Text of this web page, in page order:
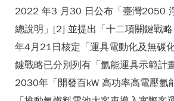
2022 年3 月30 日公布「臺灣2050
總說明」[2] 並提出「十二項關鍵戰
年4月21日核定「運具電動化及無碳
鍵戰略已分別列有「氫能運具示範計
2030年「開發百kW 高功率高電壓氫